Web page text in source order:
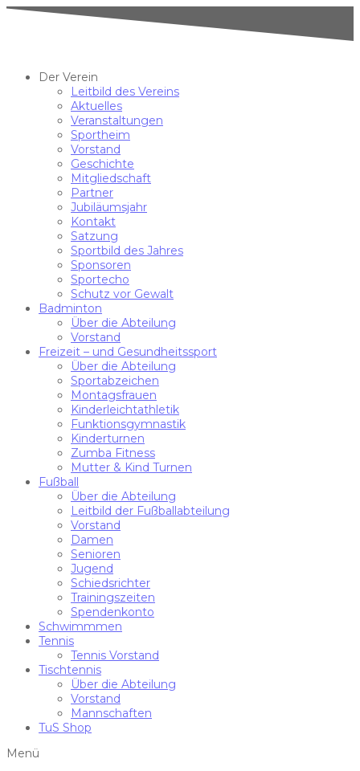
Der Verein
Leitbild des Vereins
Aktuelles
Veranstaltungen
Sportheim
Vorstand
Geschichte
Mitgliedschaft
Partner
Jubiläumsjahr
Kontakt
Satzung
Sportbild des Jahres
Sponsoren
Sportecho
Schutz vor Gewalt
Badminton
Über die Abteilung
Vorstand
Freizeit – und Gesundheitssport
Über die Abteilung
Sportabzeichen
Montagsfrauen
Kinderleichtathletik
Funktionsgymnastik
Kinderturnen
Zumba Fitness
Mutter & Kind Turnen
Fußball
Über die Abteilung
Leitbild der Fußballabteilung
Vorstand
Damen
Senioren
Jugend
Schiedsrichter
Trainingszeiten
Spendenkonto
Schwimmmen
Tennis
Tennis Vorstand
Tischtennis
Über die Abteilung
Vorstand
Mannschaften
TuS Shop
Menü